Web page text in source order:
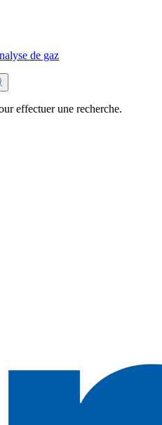
de gaz
effectuer une recherche.